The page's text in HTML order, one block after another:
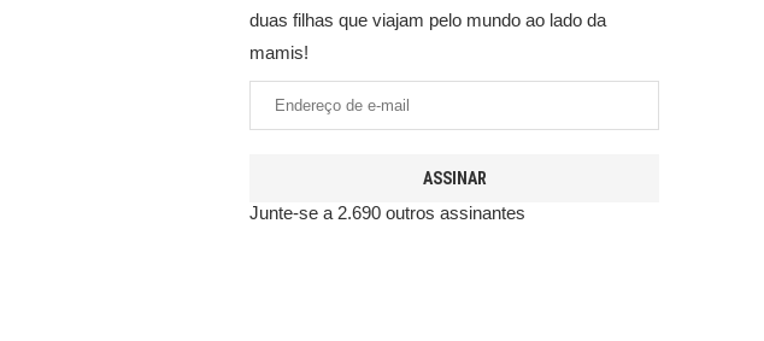
duas filhas que viajam pelo mundo ao lado da
mamis!
ASSINAR
Junte-se a 2.690 outros assinantes